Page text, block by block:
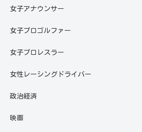
女子アナウンサー
女子プロゴルファー
女子プロレスラー
女性レーシングドライバー
政治経済
映画